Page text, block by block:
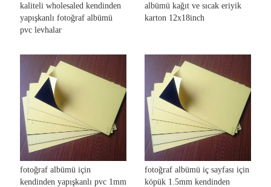
kaliteli wholesaled kendinden
yapışkanlı fotoğraf albümü
pvc levhalar
albümü kağıt ve sıcak eriyik
karton 12x18inch
fotoğraf albümü için
kendinden yapışkanlı pvc 1mm
fotoğraf albümü iç sayfası için
köpük 1.5mm kendinden